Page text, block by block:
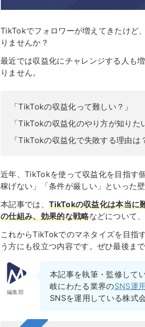
TikTokでフォロワーが増えてきたけど
りませんか？
最近では収益化にチャレンジする人も
りません。
「TikTokの収益化って難しい？」
「TikTokの収益化のやり方が知りた
「TikTokの収益化で失敗する理由は
近年、TikTokを使って収益化を目指す
稼げない」「条件が厳しい」といった
本記事では、 TikTokの収益化は本当に
の仕組み、効果的な戦略などについて
これからTikTokでのマネタイズを目指
う方にも役立つ内容です。ぜひ最後ま
編集部
本記事を執筆・監修して
岐にわたる業界のSNS運
SNSを運用している株式